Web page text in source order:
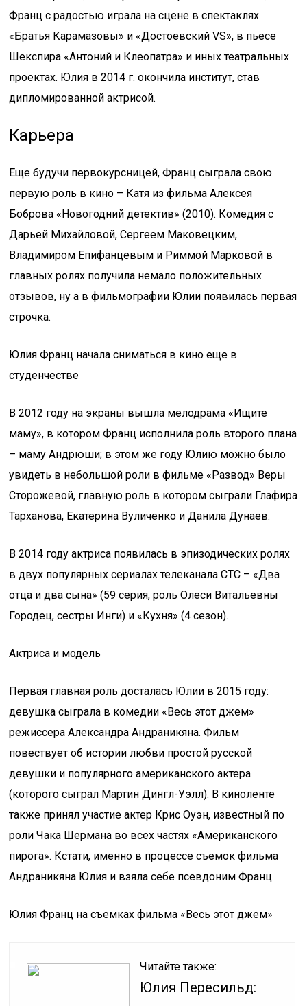
Франц с радостью играла на сцене в спектаклях
«Братья Карамазовы» и «Достоевский VS», в пьесе
Шекспира «Антоний и Клеопатра» и иных театральных
проектах. Юлия в 2014 г. окончила институт, став
дипломированной актрисой.
Карьера
Еще будучи первокурсницей, Франц сыграла свою
первую роль в кино – Катя из фильма Алексея
Боброва «Новогодний детектив» (2010). Комедия с
Дарьей Михайловой, Сергеем Маковецким,
Владимиром Епифанцевым и Риммой Марковой в
главных ролях получила немало положительных
отзывов, ну а в фильмографии Юлии появилась первая
строчка.
Юлия Франц начала сниматься в кино еще в
студенчестве
В 2012 году на экраны вышла мелодрама «Ищите
маму», в котором Франц исполнила роль второго плана
– маму Андрюши; в этом же году Юлию можно было
увидеть в небольшой роли в фильме «Развод» Веры
Сторожевой, главную роль в котором сыграли Глафира
Тарханова, Екатерина Вуличенко и Данила Дунаев.
В 2014 году актриса появилась в эпизодических ролях
в двух популярных сериалах телеканала СТС – «Два
отца и два сына» (59 серия, роль Олеси Витальевны
Городец, сестры Инги) и «Кухня» (4 сезон).
Актриса и модель
Первая главная роль досталась Юлии в 2015 году:
девушка сыграла в комедии «Весь этот джем»
режиссера Александра Андраникяна. Фильм
повествует об истории любви простой русской
девушки и популярного американского актера
(которого сыграл Мартин Дингл-Уэлл). В киноленте
также принял участие актер Крис Оуэн, известный по
роли Чака Шермана во всех частях «Американского
пирога». Кстати, именно в процессе съемок фильма
Андраникяна Юлия и взяла себе псевдоним Франц.
Юлия Франц на съемках фильма «Весь этот джем»
Читайте также:
Юлия Пересильд: